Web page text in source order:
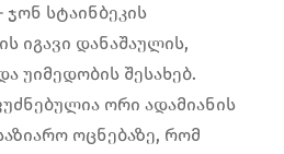
სტაინბეკის
იგავი დანაშაულის,
უიმედობის შესახებ.
ორი ადამიანის
ოცნებაზე, რომ